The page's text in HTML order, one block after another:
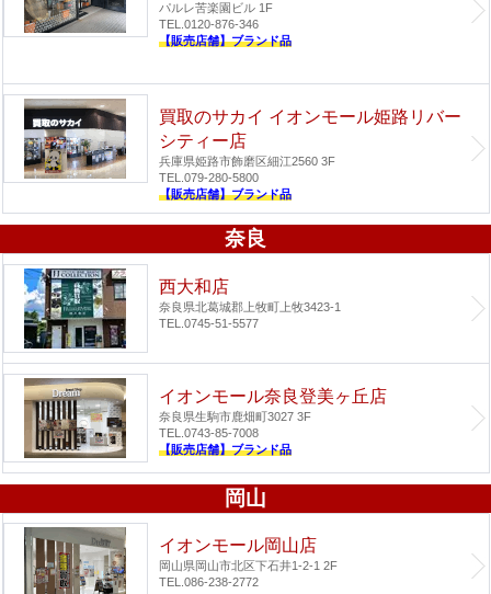
パルレ苦楽園ビル 1F
TEL.0120-876-346
【販売店舗】ブランド品
買取のサカイ イオンモール姫路リバー
シティー店
兵庫県姫路市飾磨区細江2560 3F
TEL.079-280-5800
【販売店舗】ブランド品
奈良
西大和店
奈良県北葛城郡上牧町上牧3423-1
TEL.0745-51-5577
イオンモール奈良登美ヶ丘店
奈良県生駒市鹿畑町3027 3F
TEL.0743-85-7008
【販売店舗】ブランド品
岡山
イオンモール岡山店
岡山県岡山市北区下石井1-2-1 2F
TEL.086-238-2772